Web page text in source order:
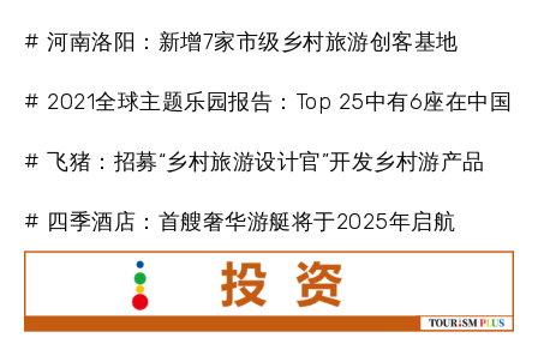
# 河南洛阳：新增7家市级乡村旅游创客基地
# 2021全球主题乐园报告：Top 25中有6座在中国
# 飞猪：招募“乡村旅游设计官”开发乡村游产品
# 四季酒店：首艘奢华游艇将于2025年启航